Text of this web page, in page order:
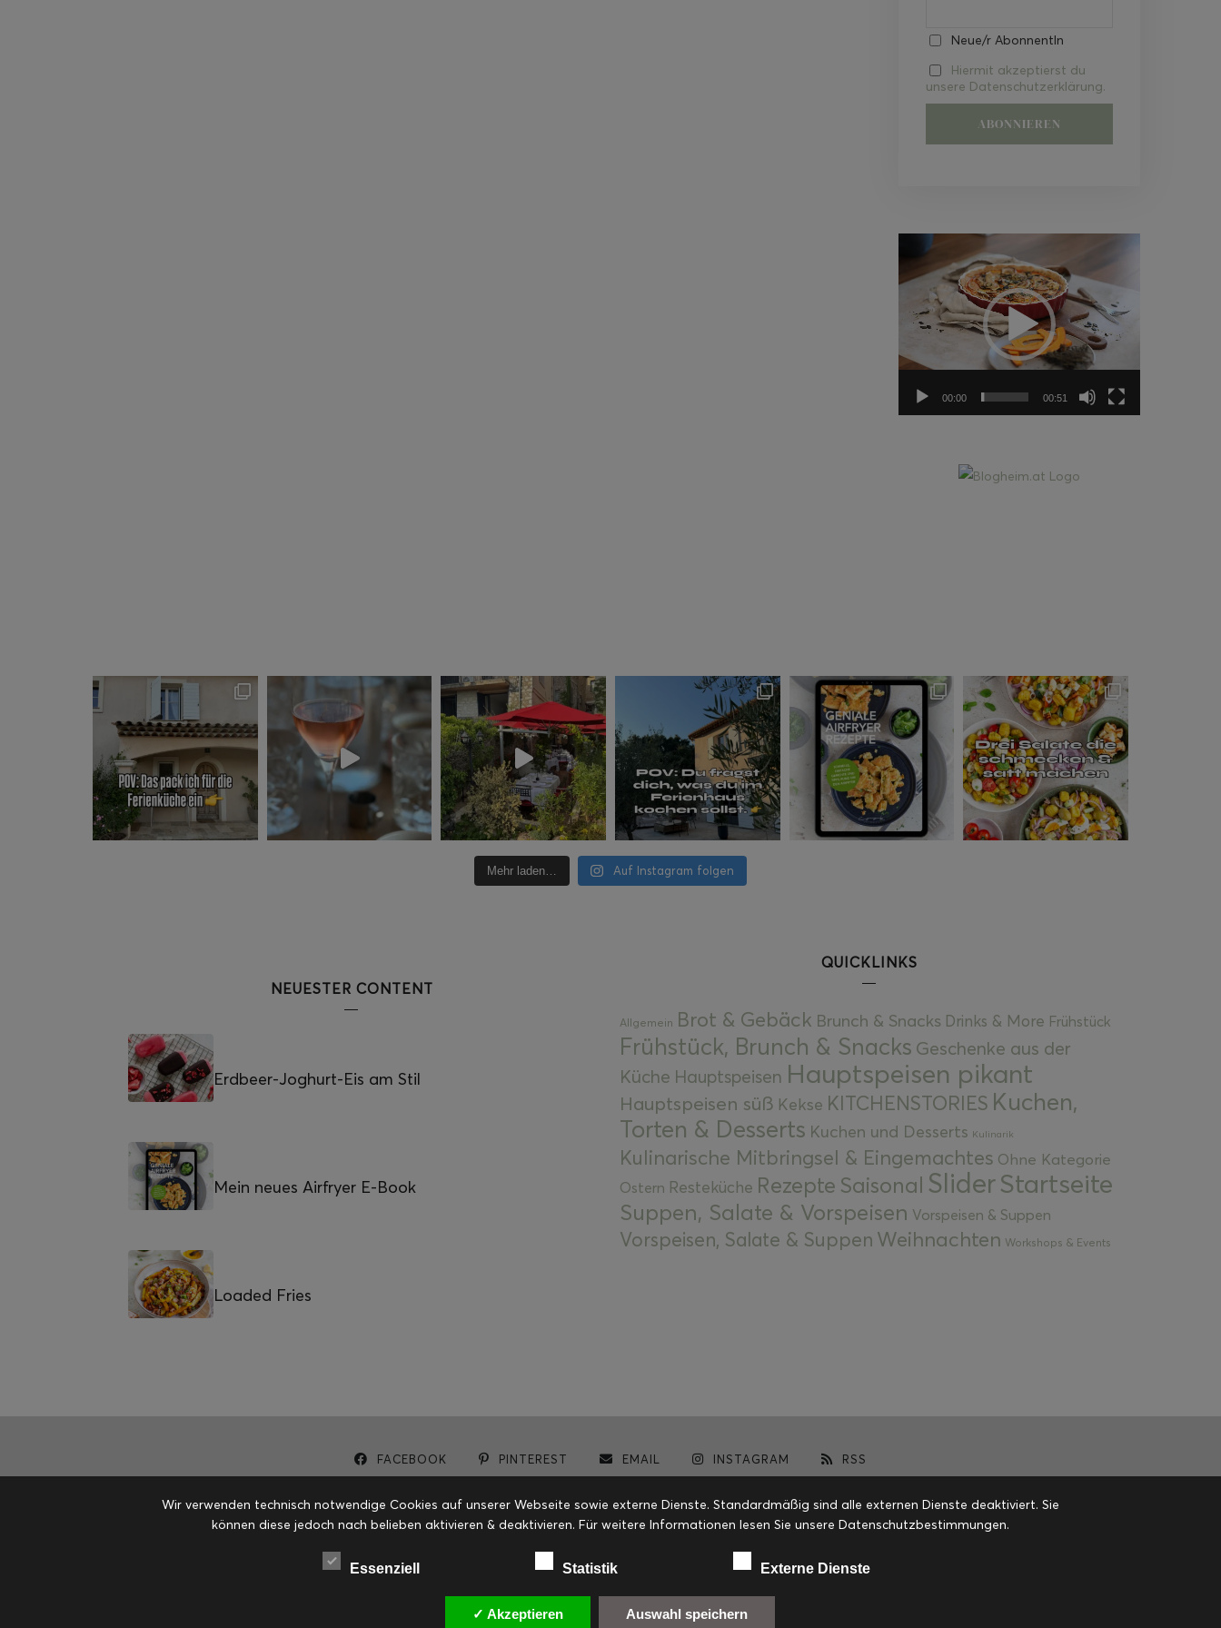
Neue/r AbonnentIn
Hiermit akzeptierst du
unsere Datenschutzerklärung.
Video-
Player
00:00 00:51
Mehr laden… Auf Instagram folgen
NEUESTER CONTENT
Erdbeer-Joghurt-Eis am Stil
Mein neues Airfryer E-Book
Loaded Fries
QUICKLINKS
Allgemein Brot & Gebäck Brunch & Snacks Drinks & More Frühstück
Frühstück, Brunch & Snacks Geschenke aus der
Küche Hauptspeisen Hauptspeisen pikant
Hauptspeisen süß Kekse KITCHENSTORIES Kuchen,
Torten & Desserts Kuchen und Desserts Kulinarik
Kulinarische Mitbringsel & Eingemachtes Ohne Kategorie
Ostern Resteküche Rezepte Saisonal SliderStartseite
Suppen, Salate & Vorspeisen Vorspeisen & Suppen
Vorspeisen, Salate & Suppen Weihnachten Workshops & Events
FACEBOOK PINTEREST EMAIL INSTAGRAM RSS
Wir verwenden technisch notwendige Cookies auf unserer Webseite sowie externe Dienste. Standardmäßig sind alle externen Dienste deaktiviert. Sie
können diese jedoch nach belieben aktivieren & deaktivieren. Für weitere Informationen lesen Sie unsere Datenschutzbestimmungen.
Essenziell Statistik Externe Dienste
✓ Akzeptieren Auswahl speichern